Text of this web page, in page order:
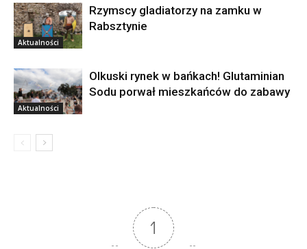
Aktualności
Rzymscy gladiatorzy na zamku w
Rabsztynie
Aktualności
Olkuski rynek w bańkach! Glutaminian
Sodu porwał mieszkańców do zabawy
1